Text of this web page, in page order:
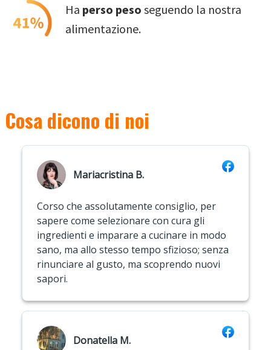
Ha perso peso seguendo la nostra
alimentazione.
Cosa dicono di noi